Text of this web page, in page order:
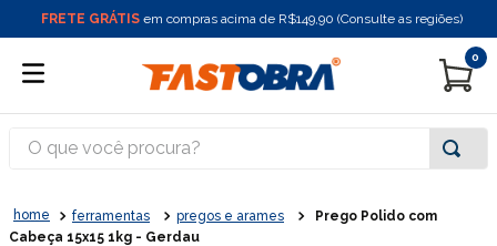
FRETE GRÁTIS em compras acima de R$149,90 (Consulte as regiões)
0
O que você procura?
ferramentas pregos e arames
Prego Polido com
Cabeça 15x15 1kg - Gerdau